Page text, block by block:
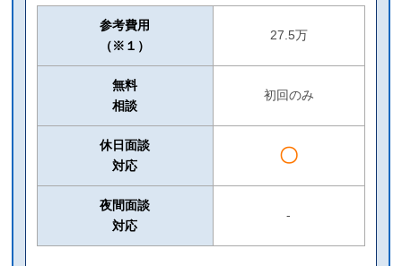
参考費用
（※１）
27.5万
無料
相談
初回のみ
休日面談
対応
〇
夜間面談
対応
-